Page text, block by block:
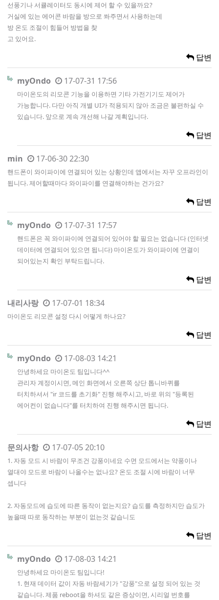
선풍기나 서큘레이터도 동시에 제어 할 수 있을까요?
거실에 있는 에어콘 바람을 방으로 쏴주면서 사용하는데
방 온도 조절이 힘들어 방법을 찾
고 있어요.
답변
myOndo 17-07-31 17:56
마이온도의 리모콘 기능을 이용하면 기타 가전기기도 제어가
가능합니다. 다만 아직 개별 UI가 적용되지 않아 조금은 불편하실 수
있습니다. 앞으로 계속 개선해 나갈 계획입니다.
답변
min 17-06-30 22:30
핸드폰이 와이파이에 연결되어 있는 상황인데 앱에서는 자꾸 오프라인이
됩니다. 제어할때마다 와이파이를 연결해야하는 건가요?
답변
myOndo 17-07-31 17:57
핸드폰은 꼭 와이파이에 연결되어 있어야 할 필요는 없습니다 (인터넷
데이터에 연결되어 있으면 됩니다) 마이온도가 와이파이에 연결이
되어있는지 확인 부탁드립니다.
답변
내리사랑 17-07-01 18:34
마이온도 리모콘 설정 다시 어떻게 하나요?
답변
myOndo 17-08-03 14:21
안녕하세요 마이온도 팀입니다^^
관리자 계정이시면, 메인 화면에서 오른쪽 상단 톱니바퀴를
터치하셔서 "ir 코드를 초기화" 진행 해주시고, 바로 위의 "등록된
에어컨이 없습니다"를 터치하여 진행 해주시면 됩니다.
답변
문의사항 17-07-05 20:10
1. 자동 모드 시 바람이 무조건 강풍이네요 수면 모드에서는 약풍이나
열대야 모드로 바람이 나올수는 없나요? 온도 조절 시에 바람이 너무
셉니다
2. 자동모드에 습도에 따른 동작이 없는지요? 습도를 측정하지만 습도가
높을때 따로 동작하는 부분이 없는것 같습니도
답변
myOndo 17-08-03 14:21
안녕하세요 마이온도 팀입니다!
1. 현재 데이터 값이 자동 바람세기가 "강풍"으로 설정 되어 있는 것
같습니다. 제품 reboot을 하셔도 같은 증상이면, 시리얼 번호를